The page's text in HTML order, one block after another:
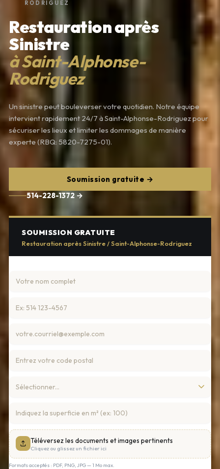
RODRIGUEZ
Restauration après
Sinistre
à Saint-Alphonse-
Rodriguez
Un sinistre peut bouleverser votre quotidien. Notre équipe
intervient rapidement 24/7 à Saint-Alphonse-Rodriguez pour
sécuriser les lieux et limiter les dommages de manière
experte (RBQ: 5820-7275-01).
Soumission gratuite →
514-228-1372 →
SOUMISSION GRATUITE
Restauration après Sinistre / Saint-Alphonse-Rodriguez
Téléversez les documents et images pertinents
Cliquez ou glissez un fichier ici
Formats acceptés : PDF, PNG, JPG — 1 Mo max.